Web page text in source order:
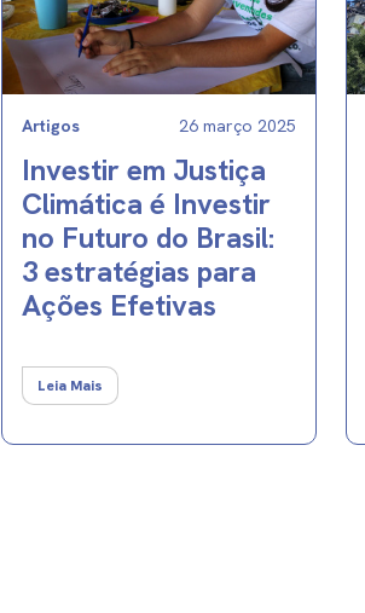
Artigos 26 março 2025
Investir em Justiça
Climática é Investir
no Futuro do Brasil:
3 estratégias para
Ações Efetivas
Leia Mais